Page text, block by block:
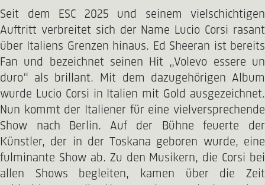
Seit dem ESC 2025 und seinem vielschichtigen
Auftritt verbreitet sich der Name Lucio Corsi rasant
über Italiens Grenzen hinaus. Ed Sheeran ist bereits
Fan und bezeichnet seinen Hit „Volevo essere un
duro“ als brillant. Mit dem dazugehörigen Album
wurde Lucio Corsi in Italien mit Gold ausgezeichnet.
Nun kommt der Italiener für eine vielversprechende
Show nach Berlin. Auf der Bühne feuerte der
Künstler, der in der Toskana geboren wurde, eine
fulminante Show ab. Zu den Musikern, die Corsi bei
allen Shows begleiten, kamen über die Zeit